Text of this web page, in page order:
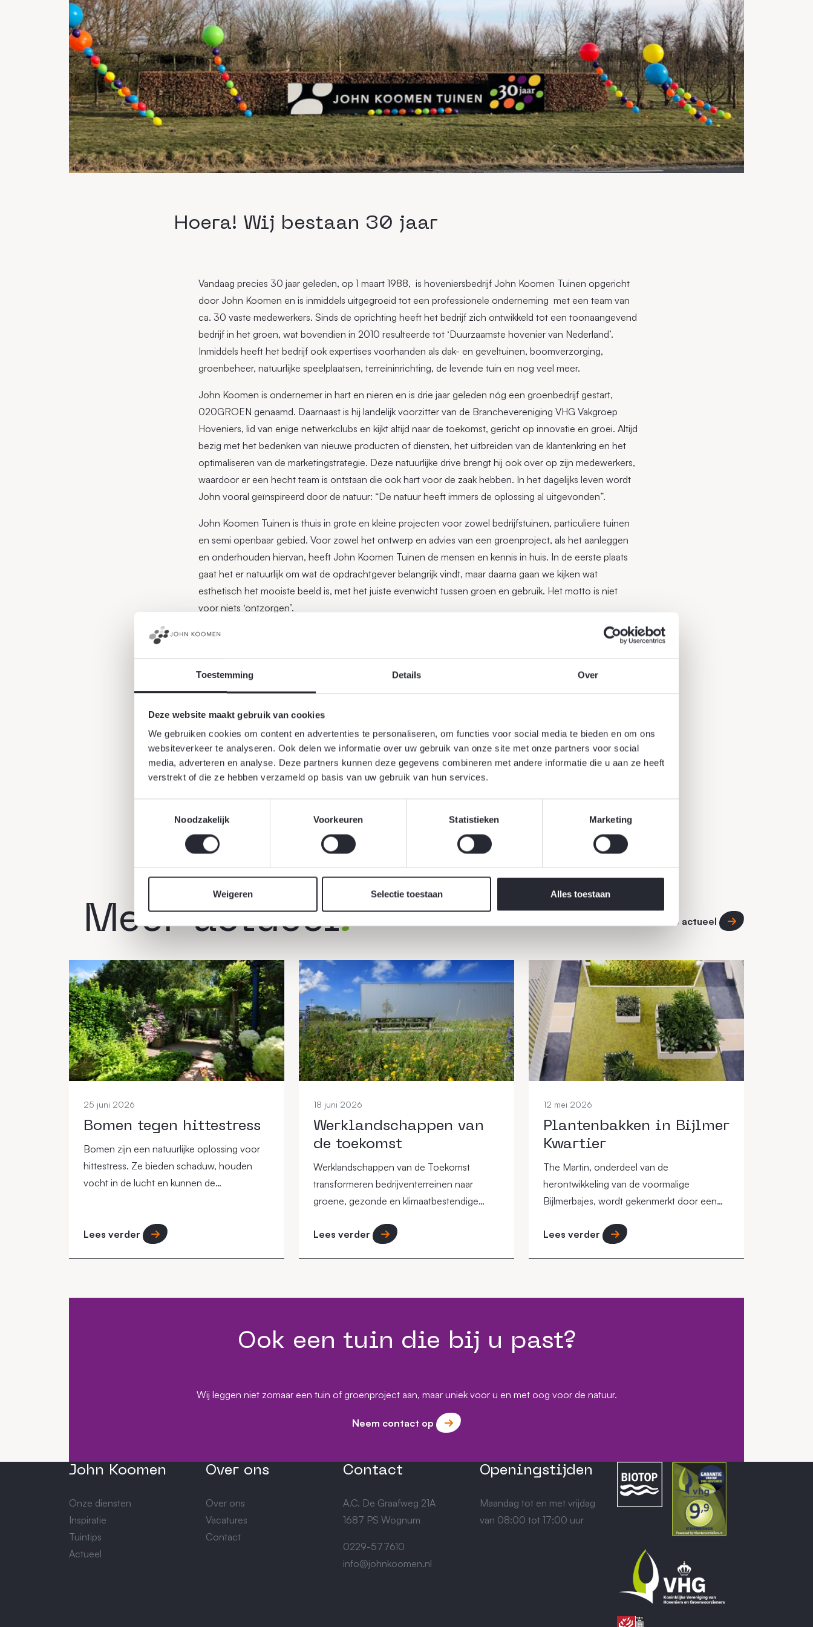
Toestemming Details Over
Deze website maakt gebruik van cookies
We gebruiken cookies om content en advertenties te personaliseren, om functies voor social media te bieden en om ons
websiteverkeer te analyseren. Ook delen we informatie over uw gebruik van onze site met onze partners voor social
media, adverteren en analyse. Deze partners kunnen deze gegevens combineren met andere informatie die u aan ze heeft
verstrekt of die ze hebben verzameld op basis van uw gebruik van hun services.
Noodzakelijk
Voorkeuren Statistieken Marketing
Weigeren Selectie toestaan Alles toestaan
Hoera! Wij bestaan 30 jaar
Vandaag precies 30 jaar geleden, op 1 maart 1988, is hoveniersbedrijf John Koomen Tuinen opgericht
door John Koomen en is inmiddels uitgegroeid tot een professionele onderneming met een team van
ca. 30 vaste medewerkers. Sinds de oprichting heeft het bedrijf zich ontwikkeld tot een toonaangevend
bedrijf in het groen, wat bovendien in 2010 resulteerde tot ‘Duurzaamste hovenier van Nederland’.
Inmiddels heeft het bedrijf ook expertises voorhanden als dak- en geveltuinen, boomverzorging,
groenbeheer, natuurlijke speelplaatsen, terreininrichting, de levende tuin en nog veel meer.
John Koomen is ondernemer in hart en nieren en is drie jaar geleden nóg een groenbedrijf gestart,
020GROEN genaamd. Daarnaast is hij landelijk voorzitter van de Branchevereniging VHG Vakgroep
Hoveniers, lid van enige netwerkclubs en kijkt altijd naar de toekomst, gericht op innovatie en groei. Altijd
bezig met het bedenken van nieuwe producten of diensten, het uitbreiden van de klantenkring en het
optimaliseren van de marketingstrategie. Deze natuurlijke drive brengt hij ook over op zijn medewerkers,
waardoor er een hecht team is ontstaan die ook hart voor de zaak hebben. In het dagelijks leven wordt
John vooral geïnspireerd door de natuur: “De natuur heeft immers de oplossing al uitgevonden”.
John Koomen Tuinen is thuis in grote en kleine projecten voor zowel bedrijfstuinen, particuliere tuinen
en semi openbaar gebied. Voor zowel het ontwerp en advies van een groenproject, als het aanleggen
en onderhouden hiervan, heeft John Koomen Tuinen de mensen en kennis in huis. In de eerste plaats
gaat het er natuurlijk om wat de opdrachtgever belangrijk vindt, maar daarna gaan we kijken wat
esthetisch het mooiste beeld is, met het juiste evenwicht tussen groen en gebruik. Het motto is niet
voor niets ‘ontzorgen’.
Graag willen wij u bedanken voor het in ons gestelde vertrouwen en de mooie projecten die wij hebben
1 maart 2018
Meer actueel Alle actueel
25 juni 2026
Bomen tegen hittestress
Bomen zijn een natuurlijke oplossing voor
hittestress. Ze bieden schaduw, houden
vocht in de lucht en kunnen de
Lees verder
18 juni 2026
Werklandschappen van
de toekomst
Werklandschappen van de Toekomst
transformeren bedrijventerreinen naar
groene, gezonde en klimaatbestendige
economie samenkomen.
Lees verder
12 mei 2026
Plantenbakken in Bijlmer
Kwartier
The Martin, onderdeel van de
herontwikkeling van de voormalige
Bijlmerbajes, wordt gekenmerkt door een
"groene long" in de stad moet vormen.
Lees verder
Ook een tuin die bij u past?
Wij leggen niet zomaar een tuin of groenproject aan, maar uniek voor u en met oog voor de natuur.
Neem contact op
John Koomen
Onze diensten
Inspiratie
Tuintips
Actueel
Over ons
Over ons
Vacatures
Contact
Contact
A.C. De Graafweg 21A
1687 PS Wognum
0229-577610
info@johnkoomen.nl
Openingstijden
Maandag tot en met vrijdag
van 08:00 tot 17:00 uur